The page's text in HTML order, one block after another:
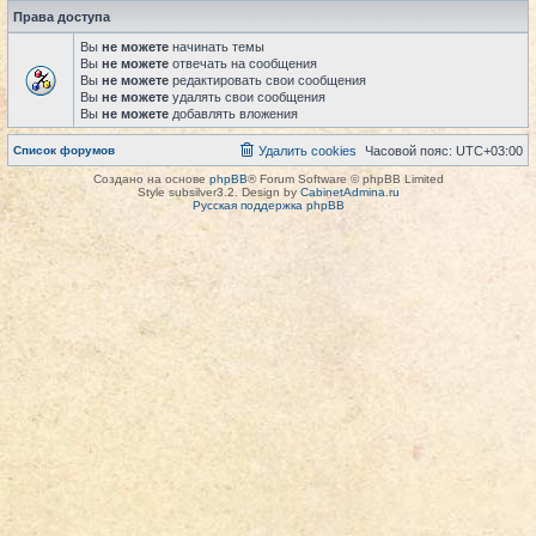
Права доступа
Вы не можете начинать темы
Вы не можете отвечать на сообщения
Вы не можете редактировать свои сообщения
Вы не можете удалять свои сообщения
Вы не можете добавлять вложения
Список форумов Часовой пояс: UTC+03:00
Удалить cookies
Создано на основе phpBB® Forum Software © phpBB Limited
Style subsilver3.2. Design by CabinetAdmina.ru
Русская поддержка phpBB